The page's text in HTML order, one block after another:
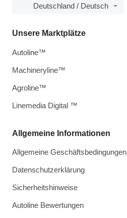
Deutschland / Deutsch
Allgemeine Informationen
Allgemeine Geschäftsbedingungen
Datenschutzerklärung
Sicherheitshinweise
Autoline Bewertungen
Unsere Marktplätze
Autoline™
Machineryline™
Agroline™
Linemedia Digital ™